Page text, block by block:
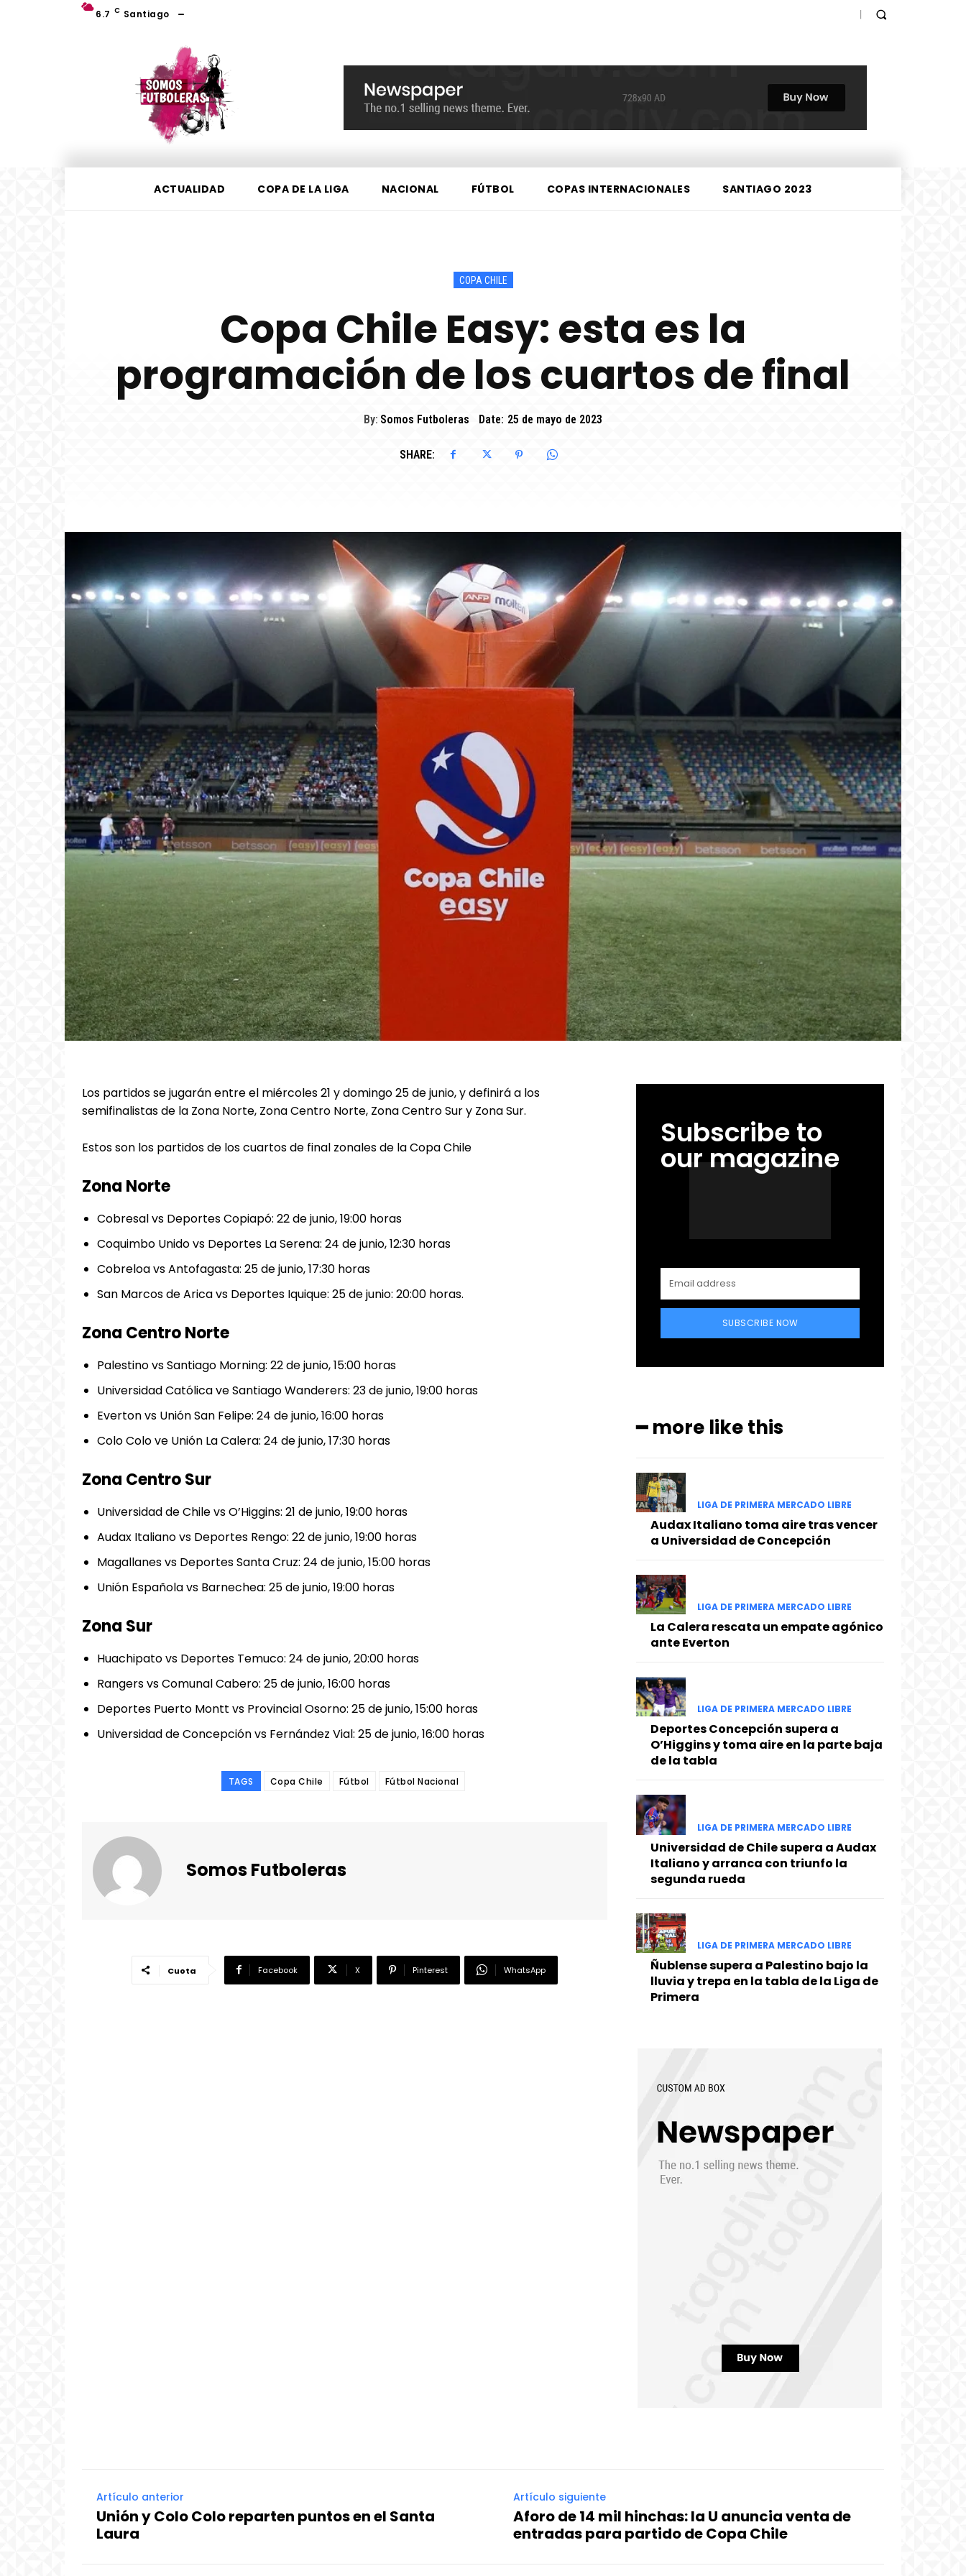
6.7 C Santiago
ACTUALIDAD COPA DE LA LIGA NACIONAL FÚTBOL COPAS INTERNACIONALES SANTIAGO 2023
COPA CHILE
Copa Chile Easy: esta es la
programación de los cuartos de final
By: Somos Futboleras Date: 25 de mayo de 2023
SHARE:
Los partidos se jugarán entre el miércoles 21 y domingo 25 de junio, y definirá a los
semifinalistas de la Zona Norte, Zona Centro Norte, Zona Centro Sur y Zona Sur.
Estos son los partidos de los cuartos de final zonales de la Copa Chile
Zona Norte
Cobresal vs Deportes Copiapó: 22 de junio, 19:00 horas
Coquimbo Unido vs Deportes La Serena: 24 de junio, 12:30 horas
Cobreloa vs Antofagasta: 25 de junio, 17:30 horas
San Marcos de Arica vs Deportes Iquique: 25 de junio: 20:00 horas.
Zona Centro Norte
Palestino vs Santiago Morning: 22 de junio, 15:00 horas
Universidad Católica ve Santiago Wanderers: 23 de junio, 19:00 horas
Everton vs Unión San Felipe: 24 de junio, 16:00 horas
Colo Colo ve Unión La Calera: 24 de junio, 17:30 horas
Zona Centro Sur
Universidad de Chile vs O’Higgins: 21 de junio, 19:00 horas
Audax Italiano vs Deportes Rengo: 22 de junio, 19:00 horas
Magallanes vs Deportes Santa Cruz: 24 de junio, 15:00 horas
Unión Española vs Barnechea: 25 de junio, 19:00 horas
Zona Sur
Huachipato vs Deportes Temuco: 24 de junio, 20:00 horas
Rangers vs Comunal Cabero: 25 de junio, 16:00 horas
Deportes Puerto Montt vs Provincial Osorno: 25 de junio, 15:00 horas
Universidad de Concepción vs Fernández Vial: 25 de junio, 16:00 horas
TAGS Copa Chile Fútbol Fútbol Nacional
Somos Futboleras
Cuota Facebook X Pinterest WhatsApp
Subscribe to
our magazine
SUBSCRIBE NOW
━ more like this
LIGA DE PRIMERA MERCADO LIBRE
Audax Italiano toma aire tras vencer
a Universidad de Concepción
LIGA DE PRIMERA MERCADO LIBRE
La Calera rescata un empate agónico
ante Everton
LIGA DE PRIMERA MERCADO LIBRE
Deportes Concepción supera a
O’Higgins y toma aire en la parte baja
de la tabla
LIGA DE PRIMERA MERCADO LIBRE
Universidad de Chile supera a Audax
Italiano y arranca con triunfo la
segunda rueda
LIGA DE PRIMERA MERCADO LIBRE
Ñublense supera a Palestino bajo la
lluvia y trepa en la tabla de la Liga de
Primera
Artículo anterior
Unión y Colo Colo reparten puntos en el Santa
Laura
Artículo siguiente
Aforo de 14 mil hinchas: la U anuncia venta de
entradas para partido de Copa Chile